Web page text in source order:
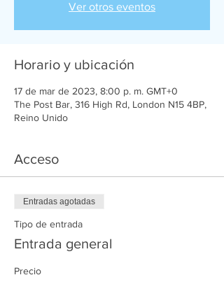
Ver otros eventos
Horario y ubicación
17 de mar de 2023, 8:00 p. m. GMT+0
The Post Bar, 316 High Rd, London N15 4BP,
Reino Unido
Acceso
Entradas agotadas
Tipo de entrada
Entrada general
Precio